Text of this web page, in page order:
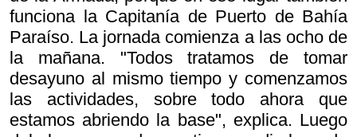
funciona la Capitanía de Puerto de Bahía
Paraíso. La jornada comienza a las ocho de
la mañana. "Todos tratamos de tomar
desayuno al mismo tiempo y comenzamos
las actividades, sobre todo ahora que
estamos abriendo la base", explica. Luego